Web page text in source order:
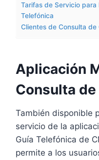
Tarifas de Servicio para
Telefónica
Clientes de Consulta de
Aplicación
Consulta de
También disponible
servicio de la
Guía Telefónica de
permite a los